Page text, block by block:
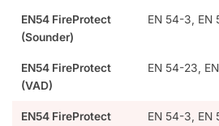
EN54 FireProtect
(Sounder)
EN 54-3, EN
EN54 FireProtect
(VAD)
EN 54-23,
EN54 FireProtect
EN 54-3, EN